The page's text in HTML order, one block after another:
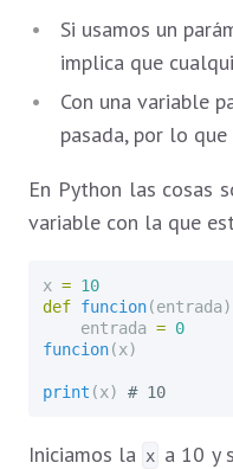
Si usamos un
implica que
Con una variable
pasada, por lo
En Python las cosas
variable con la que
x = 10
def funcion(entrada
entrada = 0
funcion(x)
print (x)
Iniciamos la x a 10 y